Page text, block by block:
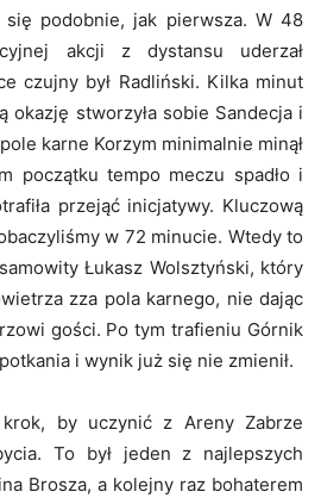
się podobnie, jak pierwsza. W 48
akcji z dystansu uderzał
czujny był Radliński. Kilka minut
okazję stworzyła sobie Sandecja i
karne Korzym minimalnie minął
początku tempo meczu spadło i
przejąć inicjatywy. Kluczową
w 72 minucie. Wtedy to
Łukasz Wolsztyński, który
zza pola karnego, nie dając
gości. Po tym trafieniu Górnik
i wynik już się nie zmienił.
by uczynić z Areny Zabrze
To był jeden z najlepszych
Brosza, a kolejny raz bohaterem